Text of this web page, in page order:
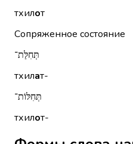
тхилот
Сопряженное состояние
תְּחִלַּת־
тхилат-
תְּחִלּוֹת־
тхилот-